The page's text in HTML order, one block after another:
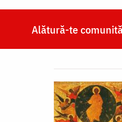
Alătură-te